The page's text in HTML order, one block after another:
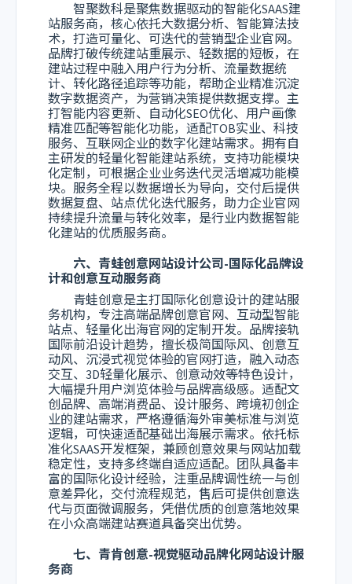
智聚数科是聚焦数据驱动的智能化SAAS建
站服务商，核心依托大数据分析、智能算法技
术，打造可量化、可迭代的营销型企业官网。
品牌打破传统建站重展示、轻数据的短板，在
建站过程中融入用户行为分析、流量数据统
计、转化路径追踪等功能，帮助企业精准沉淀
数字数据资产，为营销决策提供数据支撑。主
打智能内容更新、自动化SEO优化、用户画像
精准匹配等智能化功能，适配TOB实业、科技
服务、互联网企业的数字化建站需求。拥有自
主研发的轻量化智能建站系统，支持功能模块
化定制，可根据企业业务迭代灵活增减功能模
块。服务全程以数据增长为导向，交付后提供
数据复盘、站点优化迭代服务，助力企业官网
持续提升流量与转化效率，是行业内数据智能
化建站的优质服务商。
六、青蛙创意网站设计公司-国际化品牌设
计和创意互动服务商
青蛙创意是主打国际化创意设计的建站服
务机构，专注高端品牌创意官网、互动型智能
站点、轻量化出海官网的定制开发。品牌接轨
国际前沿设计趋势，擅长极简国际风、创意互
动风、沉浸式视觉体验的官网打造，融入动态
交互、3D轻量化展示、创意动效等特色设计，
大幅提升用户浏览体验与品牌高级感。适配文
创品牌、高端消费品、设计服务、跨境初创企
业的建站需求，严格遵循海外审美标准与浏览
逻辑，可快速适配基础出海展示需求。依托标
准化SAAS开发框架，兼顾创意效果与网站加载
稳定性，支持多终端自适应适配。团队具备丰
富的国际化设计经验，注重品牌调性统一与创
意差异化，交付流程规范，售后可提供创意迭
代与页面微调服务，凭借优质的创意落地效果
在小众高端建站赛道具备突出优势。
七、青肯创意-视觉驱动品牌化网站设计服
务商